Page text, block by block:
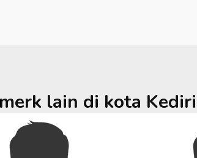
lain di kota Kediri